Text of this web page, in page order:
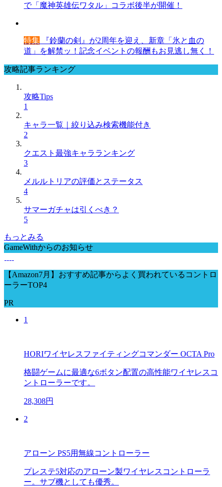
で「魔神英雄伝ワタル」コラボ後半が開催！
特集 『鈴蘭の剣』が2周年を迎え、新章「氷と血の
道」を解禁ッ！記念イベントの報酬もお見逃し無く！
攻略記事ランキング
攻略Tips
1
キャラ一覧｜絞り込み検索機能付き
2
クエスト最強キャラランキング
3
メルルトリアの評価とステータス
4
サマーガチャは引くべき？
5
もっとみる
GameWithからのお知らせ
【Amazon7月】おすすめ記事からよく買われているコントロ
ーラーTOP4
PR
1
HORIワイヤレスファイティングコマンダー OCTA Pro
格闘ゲームに最適な6ボタン配置の高性能ワイヤレスコ
ントローラーです。
28,308円
2
アローン PS5用無線コントローラー
プレステ5対応のアローン製ワイヤレスコントローラ
ー。サブ機としても優秀。